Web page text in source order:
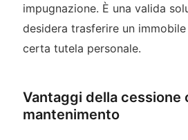
impugnazione. È una valida
desidera trasferire un
certa tutela personale.
Vantaggi della cessione
mantenimento